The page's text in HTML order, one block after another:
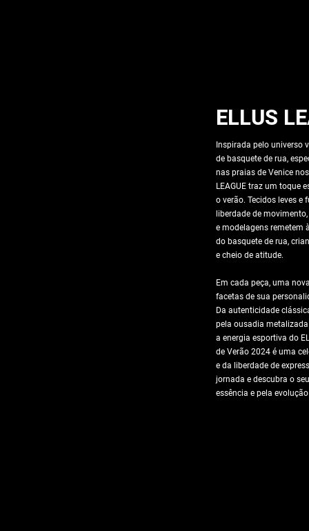
ELLUS
Inspirada pelo universo
de basquete de rua,
nas praias de Venice
LEAGUE traz um toque
o verão. Tecidos leves e
liberdade de
e modelagens remetem
do basquete de rua,
e cheio de atitude.
Em cada peça, uma
facetas de sua
Da autenticidade
pela ousadia metalizada
a energia esportiva do
de Verão 2024 é uma
e da liberdade de
jornada e descubra o
essência e pela